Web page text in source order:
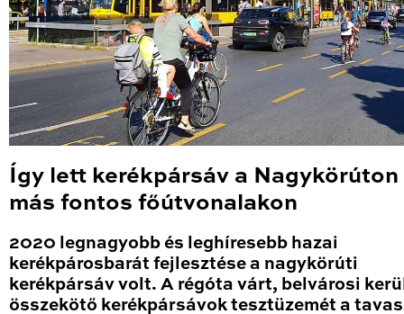
Így lett kerékpársáv a Nagykörúton
más fontos főútvonalakon
2020 legnagyobb és leghíresebb hazai
kerékpárosbarát fejlesztése a nagykörúti
kerékpársáv volt. A régóta várt, belvárosi
összekötő kerékpársávok tesztüzemét a